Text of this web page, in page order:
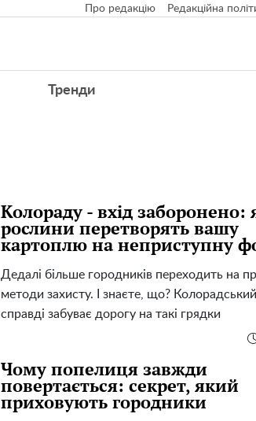
Про редакцію Редакційна
Тренди
Колораду - вхід заборонено:
рослини перетворять вашу
картоплю на неприступну
Дедалі більше городників переходить на
методи захисту. І знаєте, що?
справді забуває дорогу на такі грядки
Чому попелиця завжди
повертається: секрет, який
приховують городники